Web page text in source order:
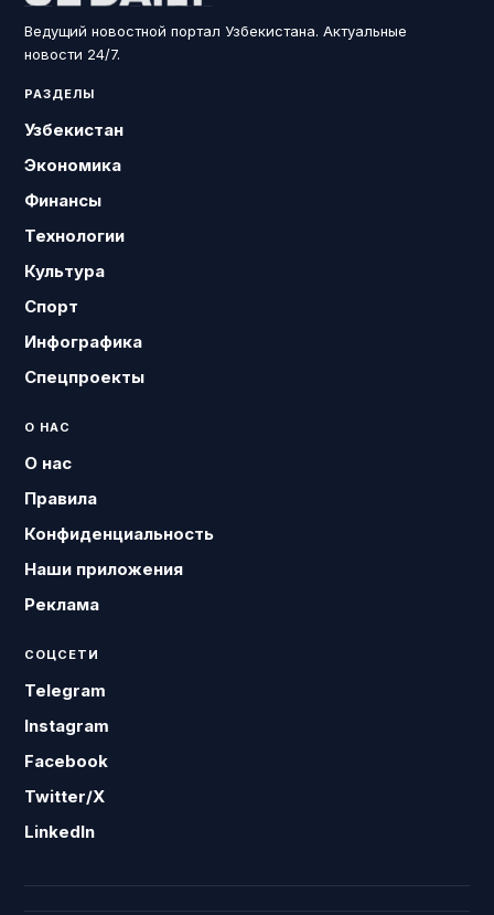
Ведущий новостной портал Узбекистана. Актуальные
новости 24/7.
РАЗДЕЛЫ
Узбекистан
Экономика
Финансы
Технологии
Культура
Спорт
Инфографика
Спецпроекты
О НАС
О нас
Правила
Конфиденциальность
Наши приложения
Реклама
СОЦСЕТИ
Telegram
Instagram
Facebook
Twitter/X
LinkedIn